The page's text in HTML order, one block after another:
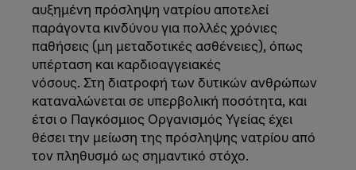
αυξημένη πρόσληψη νατρίου αποτελεί
παράγοντα κινδύνου για πολλές χρόνιες
παθήσεις (μη μεταδοτικές ασθένειες), όπως
υπέρταση και καρδιοαγγειακές
νόσους. Στη διατροφή των δυτικών ανθρώπων
καταναλώνεται σε υπερβολική ποσότητα, και
έτσι ο Παγκόσμιος Οργανισμός Υγείας έχει
θέσει την μείωση της πρόσληψης νατρίου από
τον πληθυσμό ως σημαντικό στόχο.